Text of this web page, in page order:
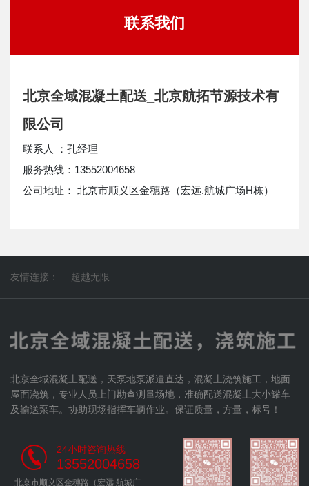
联系我们
北京全域混凝土配送_北京航拓节源技术有
限公司
联系人 ：孔经理
服务热线：13552004658
公司地址： 北京市顺义区金穗路（宏远.航城广场H栋）
友情连接： 超越无限
北京全域混凝土配送，天泵地泵派遣直达，混凝土浇筑施工，地面
屋面浇筑，专业人员上门勘查测量场地，准确配送混凝土大小罐车
及输送泵车。协助现场指挥车辆作业。保证质量，方量，标号！
24小时咨询热线
13552004658
北京市顺义区金穗路（宏远.航城广